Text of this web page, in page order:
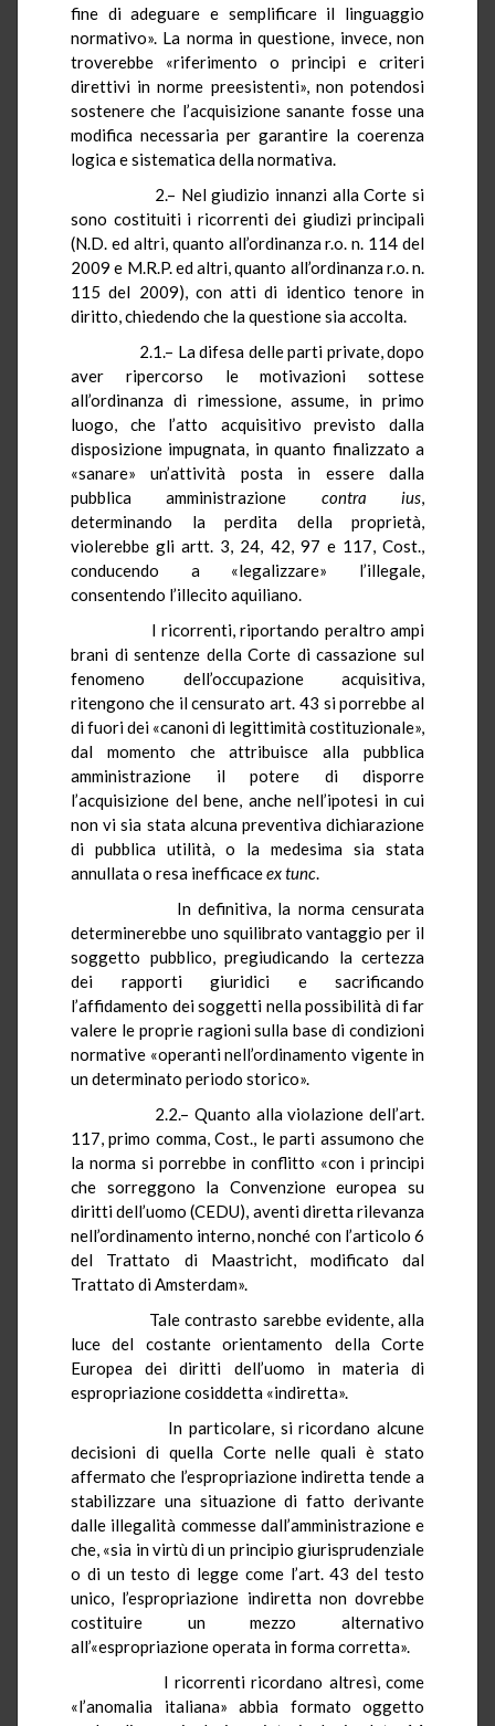
fine di adeguare e semplificare il linguaggio
normativo». La norma in questione, invece, non
troverebbe «riferimento o principi e criteri
direttivi in norme preesistenti», non potendosi
sostenere che l’acquisizione sanante fosse una
modifica necessaria per garantire la coerenza
logica e sistematica della normativa.
2.– Nel giudizio innanzi alla Corte si
sono costituiti i ricorrenti dei giudizi principali
(N.D. ed altri, quanto all’ordinanzar.o. n. 114 del
2009 e M.R.P. ed altri, quanto all’ordinanzar.o.n.
115 del 2009), con atti di identico tenore in
diritto, chiedendo che la questione sia accolta.
2.1.– La difesa delle parti private, dopo
aver ripercorso le motivazioni sottese
all’ordinanza di rimessione, assume, in primo
luogo, che l’atto acquisitivo previsto dalla
disposizione impugnata, in quanto finalizzato a
«sanare» un’attività posta in essere dalla
pubblica amministrazione contra ius,
determinando la perdita della proprietà,
violerebbe gli artt. 3, 24, 42, 97 e 117, Cost.,
conducendo a «legalizzare» l’illegale,
consentendo l’illecito aquiliano.
I ricorrenti, riportando peraltro ampi
brani di sentenze della Corte di cassazione sul
fenomeno dell’occupazione acquisitiva,
ritengono che il censurato art. 43 si porrebbe al
di fuori dei «canoni di legittimità costituzionale»,
dal momento che attribuisce alla pubblica
amministrazione il potere di disporre
l’acquisizione del bene, anche nell’ipotesi in cui
non vi sia stata alcuna preventiva dichiarazione
di pubblica utilità, o la medesima sia stata
annullata o resa inefficaceextunc.
In definitiva, la norma censurata
determinerebbe uno squilibrato vantaggio per il
soggetto pubblico, pregiudicando la certezza
dei rapporti giuridici e sacrificando
l’affidamento dei soggetti nella possibilità di far
valere le proprie ragioni sulla base di condizioni
normative «operanti nell’ordinamento vigente in
un determinato periodo storico».
2.2.– Quanto alla violazione dell’art.
117, primo comma, Cost., le parti assumono che
la norma si porrebbe in conflitto «con i principi
che sorreggono la Convenzione europea su
diritti dell’uomo (CEDU), aventi diretta rilevanza
nell’ordinamento interno, nonché con l’articolo 6
del Trattato di Maastricht, modificato dal
Trattato di Amsterdam».
Tale contrasto sarebbe evidente, alla
luce del costante orientamento della Corte
Europea dei diritti dell’uomo in materia di
espropriazione cosiddetta «indiretta».
In particolare, si ricordano alcune
decisioni di quella Corte nelle quali è stato
affermato che l’espropriazione indiretta tende a
stabilizzare una situazione di fatto derivante
dalle illegalità commesse dall’amministrazione e
che, «sia in virtù di un principio giurisprudenziale
o di un testo di legge come l’art. 43 del testo
unico, l’espropriazione indiretta non dovrebbe
costituire un mezzo alternativo
all’«espropriazione operata in forma corretta».
I ricorrenti ricordano altresì, come
«l’anomalia italiana» abbia formato oggetto